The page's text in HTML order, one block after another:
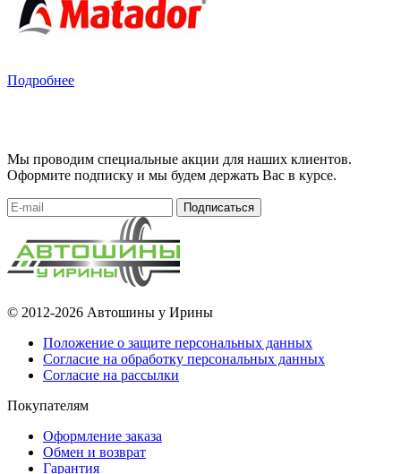
Подробнее
Мы проводим специальные акции для наших клиентов.
Оформите подписку и мы будем держать Вас в курсе.
Подписаться
© 2012-2026 Автошины у Ирины
Положение о защите персональных данных
Согласие на обработку персональных данных
Согласие на рассылки
Покупателям
Оформление заказа
Обмен и возврат
Гарантия